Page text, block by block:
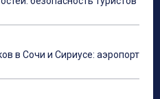
в Сочи и Сириусе: аэропорт